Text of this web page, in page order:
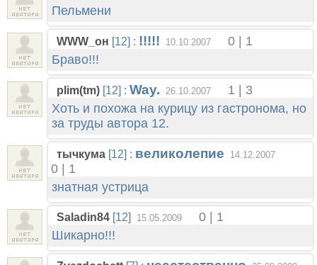
Пельмени
WWW_он [12] : !!!!! 10.10.2007
0 | 1
Браво!!!
plim(tm) [12] : Way. 26.10.2007
1 | 3
Хоть и похожа на курицу из гастронома, но
за труды автора 12.
тычкума [12] : великолепие 14.12.2007
0 | 1
знатная устрица
Saladin84 [12] 15.05.2009
0 | 1
Шикарно!!!